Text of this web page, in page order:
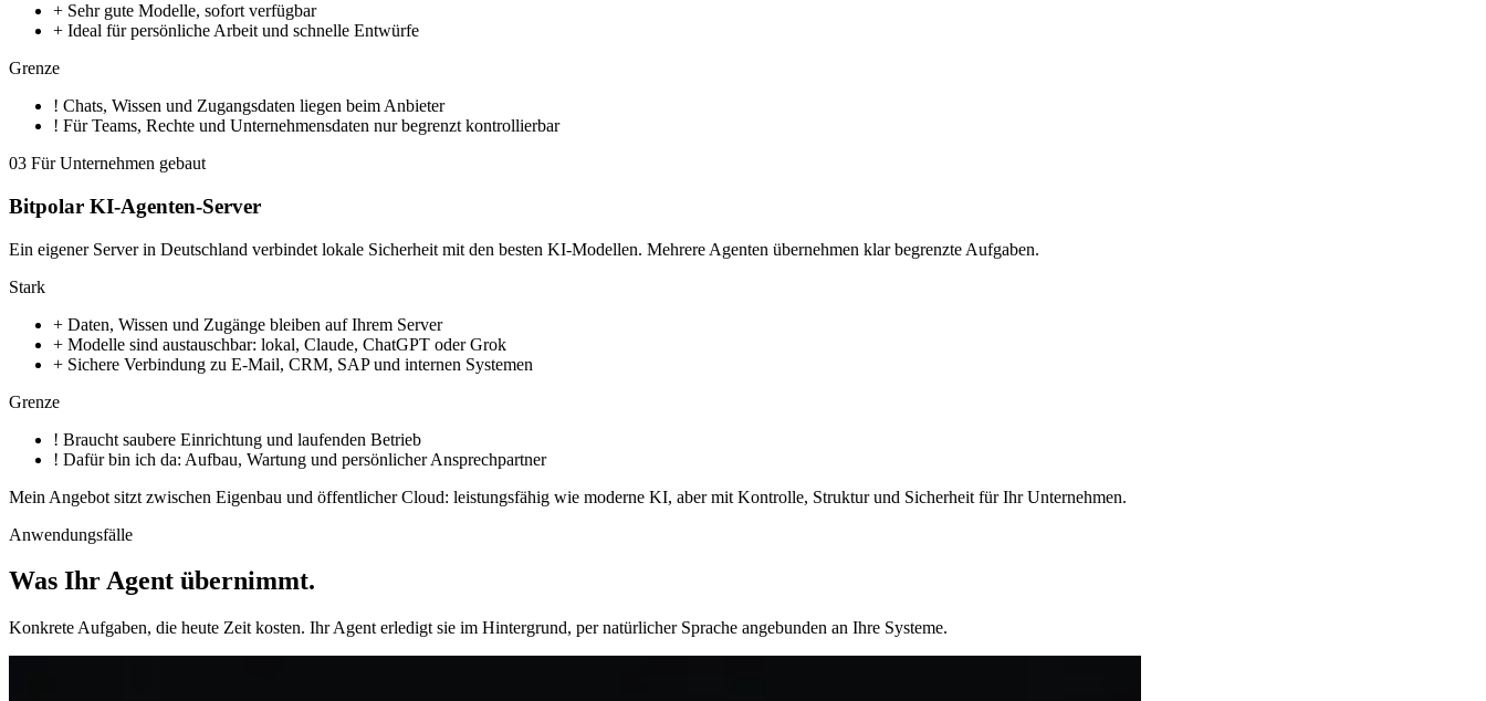
+ Sehr gute Modelle, sofort verfügbar
+ Ideal für persönliche Arbeit und schnelle Entwürfe
Grenze
! Chats, Wissen und Zugangsdaten liegen beim Anbieter
! Für Teams, Rechte und Unternehmensdaten nur begrenzt kontrollierbar
03 Für Unternehmen gebaut
Bitpolar KI-Agenten-Server
Ein eigener Server in Deutschland verbindet lokale Sicherheit mit den besten KI-Modellen. Mehrere Agenten übernehmen klar begrenzte Aufgaben.
Stark
+ Daten, Wissen und Zugänge bleiben auf Ihrem Server
+ Modelle sind austauschbar: lokal, Claude, ChatGPT oder Grok
+ Sichere Verbindung zu E-Mail, CRM, SAP und internen Systemen
Grenze
! Braucht saubere Einrichtung und laufenden Betrieb
! Dafür bin ich da: Aufbau, Wartung und persönlicher Ansprechpartner
Mein Angebot sitzt zwischen Eigenbau und öffentlicher Cloud: leistungsfähig wie moderne KI, aber mit Kontrolle, Struktur und Sicherheit für Ihr Unternehmen.
Anwendungsfälle
Was Ihr Agent übernimmt.
Konkrete Aufgaben, die heute Zeit kosten. Ihr Agent erledigt sie im Hintergrund, per natürlicher Sprache angebunden an Ihre Systeme.